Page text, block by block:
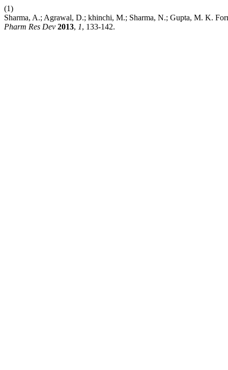
(1)
Sharma, A.; Agrawal, D.; khinchi, M.; Sharma, N.; Gupta, M. K.
Pharm Res Dev 2013, 1, 133-142.